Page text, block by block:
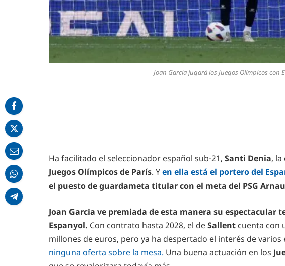
Joan Garcia jugará los Juegos Olímpicos con
Ha facilitado el seleccionador español sub-21, Santi Denia,
Juegos Olímpicos de París. Yen ella está el portero del
el puesto de guardameta titular con el meta del PSG
Joan Garcia ve premiada de esta manera su espectacular
Espanyol. Con contrato hasta 2028, el deSallent cuenta con
millones de euros, pero ya ha despertado el interés de varios
ninguna oferta sobre la mesa. Una buena actuación en los